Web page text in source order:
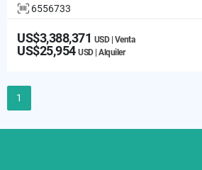
6556733
US$3,388,371 USD | Venta
US$25,954 USD | Alquiler
1